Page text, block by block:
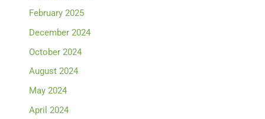
February 2025
December 2024
October 2024
August 2024
May 2024
April 2024